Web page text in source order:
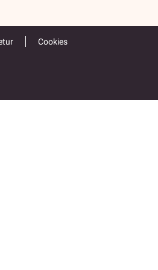
Cookies